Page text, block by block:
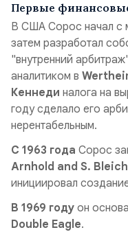
Первые
В США Сорос начал с
затем разработал
"внутренний
аналитиком в
Кеннеди налога на
году сделало его
нерентабельным.
С 1963 года Сорос
Arnhold and S.
инициировал
В 1969 году он
Double Eagle.